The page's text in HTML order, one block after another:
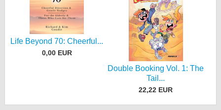
Life Beyond 70: Cheerful...
0,00 EUR
Double Booking Vol. 1: The
Tail...
22,22 EUR